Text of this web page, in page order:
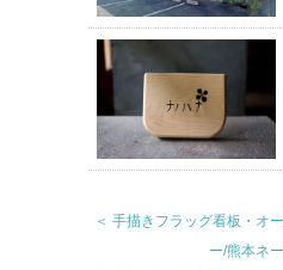
＜ 手描きフラッグ看板・オ
ー/熊本ネ